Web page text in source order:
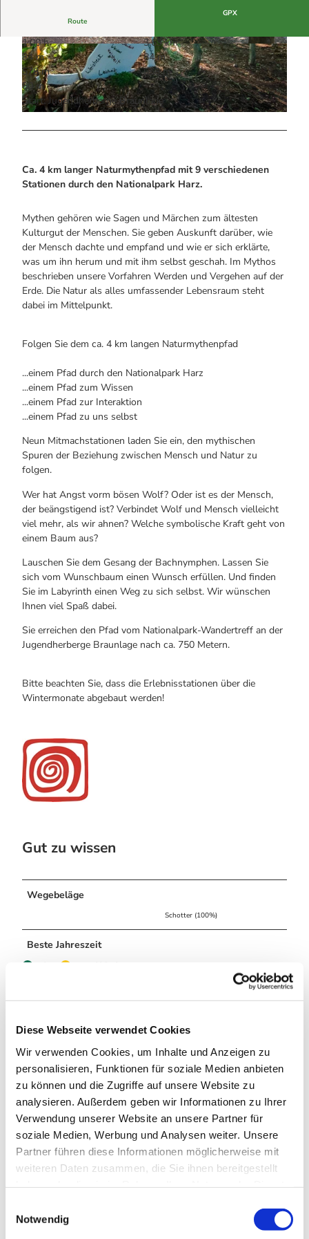
Diese Webseite verwendet Cookies
Wir verwenden Cookies, um Inhalte und Anzeigen zu
personalisieren, Funktionen für soziale Medien anbieten
zu können und die Zugriffe auf unsere Website zu
analysieren. Außerdem geben wir Informationen zu Ihrer
Verwendung unserer Website an unsere Partner für
soziale Medien, Werbung und Analysen weiter. Unsere
Partner führen diese Informationen möglicherweise mit
weiteren Daten zusammen, die Sie ihnen bereitgestellt
Cookies, wenn Sie unsere Webseite weiterhin nutzen.
Notwendig
Noch lange nicht Schicht im Schacht
Die Eisflüsterer: Harzer Falken
Wanderführer Jörg Kühnhold
Webcams
Kulinarik
Einkaufen
Webcams
© Nationalpark Harz - Sandra Meckbach-Wolter © Nationalpark Harz - Sandra Meckbach-Wolter
Route
GPX
1:00 h
3,63 km
84 m
84 m
578 m
658 m
80 m
Start: Jugendherberge Braunlage
Ca. 4 km langer Naturmythenpfad mit 9 verschiedenen
Stationen durch den Nationalpark Harz.
Mythen gehören wie Sagen und Märchen zum ältesten
Kulturgut der Menschen. Sie geben Auskunft darüber, wie
der Mensch dachte und empfand und wie er sich erklärte,
was um ihn herum und mit ihm selbst geschah. Im Mythos
beschrieben unsere Vorfahren Werden und Vergehen auf der
Erde. Die Natur als alles umfassender Lebensraum steht
dabei im Mittelpunkt.
Folgen Sie dem ca. 4 km langen Naturmythenpfad
...einem Pfad durch den Nationalpark Harz
...einem Pfad zum Wissen
...einem Pfad zur Interaktion
...einem Pfad zu uns selbst
Neun Mitmachstationen laden Sie ein, den mythischen
Spuren der Beziehung zwischen Mensch und Natur zu
folgen.
Wer hat Angst vorm bösen Wolf? Oder ist es der Mensch,
der beängstigend ist? Verbindet Wolf und Mensch vielleicht
viel mehr, als wir ahnen? Welche symbolische Kraft geht von
einem Baum aus?
Lauschen Sie dem Gesang der Bachnymphen. Lassen Sie
sich vom Wunschbaum einen Wunsch erfüllen. Und finden
Sie im Labyrinth einen Weg zu sich selbst. Wir wünschen
Ihnen viel Spaß dabei.
Sie erreichen den Pfad vom Nationalpark-Wandertreff an der
Jugendherberge Braunlage nach ca. 750 Metern.
Bitte beachten Sie, dass die Erlebnisstationen über die
Wintermonate abgebaut werden!
Gut zu wissen
Wegebeläge
Schotter (100%)
Beste Jahreszeit
Jan Feb Mär Apr Mai Jun Jul
Aug Sep Okt
Wegbeschreibung
Die Stationen:
1. Wolf
2. Märchen und Sagen
3. Baum
4. Bach
7. Wald
8. Wunschbaum